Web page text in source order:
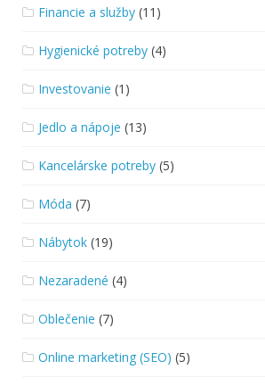
Financie a služby (11)
Hygienické potreby (4)
Investovanie (1)
Jedlo a nápoje (13)
Kancelárske potreby (5)
Móda (7)
Nábytok (19)
Nezaradené (4)
Oblečenie (7)
Online marketing (SEO) (5)